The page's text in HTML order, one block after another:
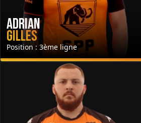
Adrian
Gilles
Position : 3ème ligne